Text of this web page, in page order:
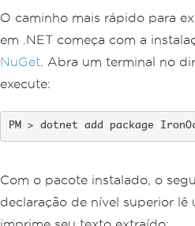
O caminho mais rápido para
em .NET começa com a
NuGet . Abra um terminal no
execute:
dotnet add package
Com o pacote instalado, o
declaração de nível superior